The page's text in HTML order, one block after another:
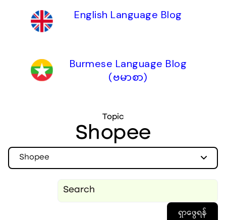
English Language Blog
Burmese Language Blog
(ဗမာစာ)
Topic
Shopee
Shopee
ရှာဖွေရန်